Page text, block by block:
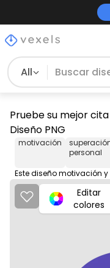
All
Pruebe su mejor
Diseño PNG
motivación
personal
Editar
colores